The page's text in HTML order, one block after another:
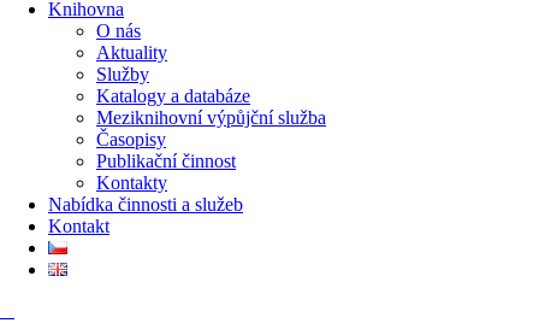
Knihovna
O nás
Aktuality
Služby
Katalogy a databáze
Meziknihovní výpůjční služba
Časopisy
Publikační činnost
Kontakty
Nabídka činnosti a služeb
Kontakt